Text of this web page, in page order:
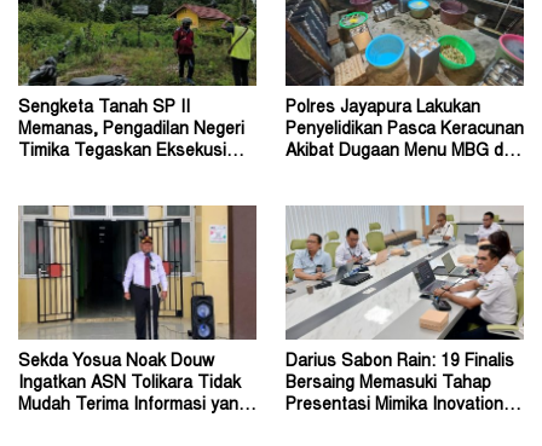
Sengketa Tanah SP II
Memanas, Pengadilan Negeri
Timika Tegaskan Eksekusi
Polres Jayapura Lakukan
Penyelidikan Pasca Keracunan
Akibat Dugaan Menu MBG di
Sekda Yosua Noak Douw
Ingatkan ASN Tolikara Tidak
Mudah Terima Informasi yang
Darius Sabon Rain: 19 Finalis
Bersaing Memasuki Tahap
Presentasi Mimika Inovation